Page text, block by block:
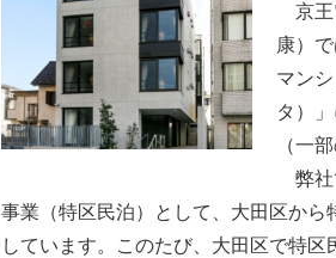
京王
康）
マン
タ）
（一
弊社
事業（特区民泊）として、大田区か
しています。このたび、大田区で特